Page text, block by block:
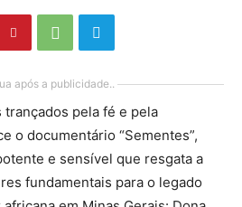
após a publicidade..
trançados pela fé e pela
o documentário “Sementes”,
e sensível que resgata a
fundamentais para o legado